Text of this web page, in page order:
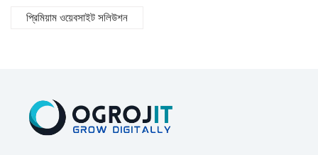
প্রিমিয়াম ওয়েবসাইট সলিউশন